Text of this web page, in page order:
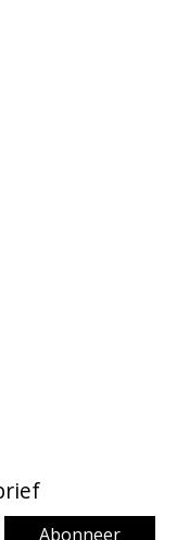
Abonneer